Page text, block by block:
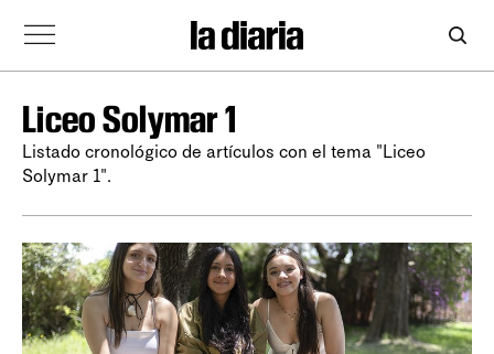
Liceo Solymar 1
Listado cronológico de artículos con el tema "Liceo
Solymar 1".